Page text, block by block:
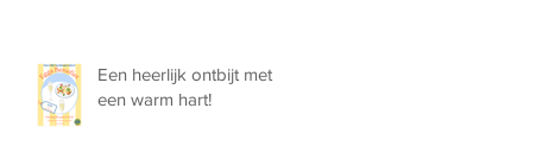
Een heerlijk ontbijt met
een warm hart!